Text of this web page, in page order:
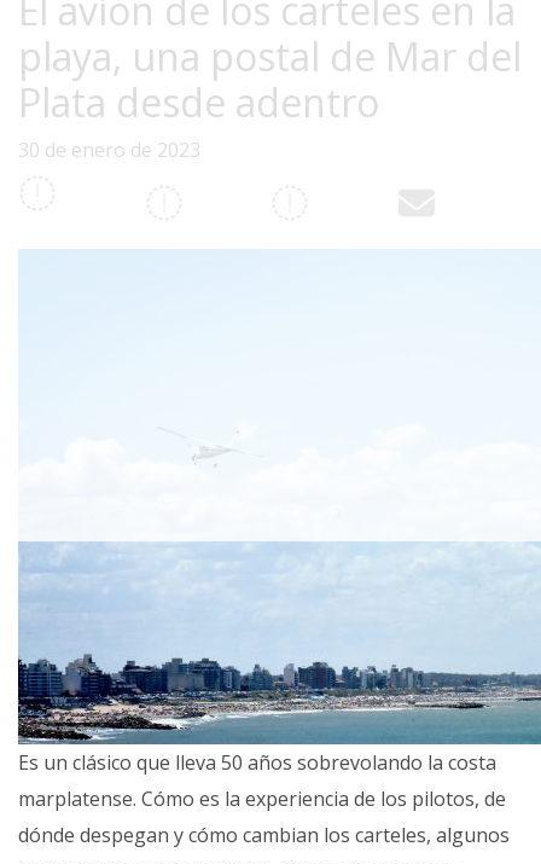
Interés
General
La
y
Fúnebres
playa, una postal de Mar del
Plata desde adentro
30 de enero de 2023
Es un clásico que lleva 50 años sobrevolando la costa
marplatense. Cómo es la experiencia de los pilotos, de
dónde despegan y cómo cambian los carteles, algunos